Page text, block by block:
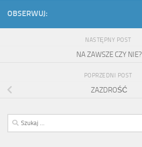
OBSERWUJ:
NASTĘPNY POST
NA ZAWSZE CZY NIE?
POPRZEDNI POST
ZAZDROŚĆ
Szukaj: